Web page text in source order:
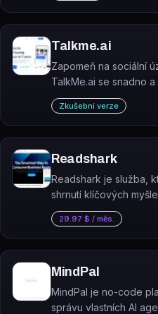
Talkme.ai
Zapomeň na sociální
TalkMe.ai se snadno
angličtinu mluvením.
a objev novou
Zkušební verze
Readshark
Readshark je služba,
shrnutí klíčových
29.97 $ / měs.
MindPal
MindPal je no-code
správu vlastních AI